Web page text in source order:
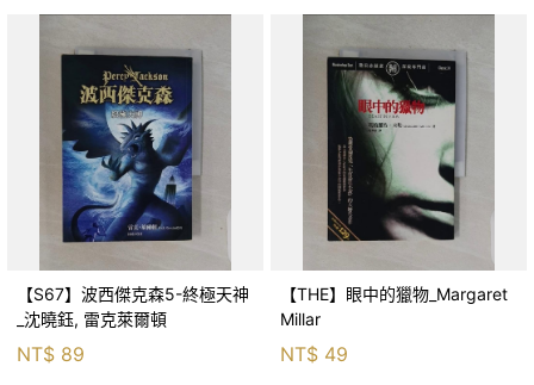
【S67】波西傑克森5-終極天神
_沈曉鈺, 雷克萊爾頓
NT$ 89
【THE】眼中的獵物_Margaret
Millar
NT$ 49